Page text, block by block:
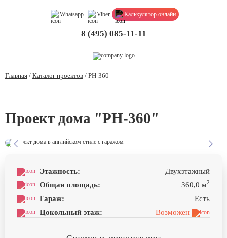
Whatsapp Viber Калькулятор онлайн
8 (495) 085-11-11
Главная / Каталог проектов / PH-360
Проект дома "PH-360"
Этажность:
Двухэтажный
Общая площадь:
360,0 м2
Гараж:
Есть
Цокольный этаж:
Возможен